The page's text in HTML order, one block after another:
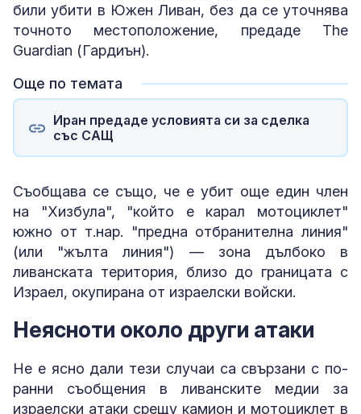
били убити в Южен Ливан, без да се уточнява
точното местоположение, предаде The
Guardian (Гардиън).
Още по темата
Иран предаде условията си за сделка
със САЩ
Съобщава се също, че е убит още един член
на "Хизбула", "който е карал мотоциклет"
южно от т.нар. "предна отбранителна линия"
(или "жълта линия") — зона дълбоко в
ливанската територия, близо до границата с
Израел, окупирана от израелски войски.
Неясноти около други атаки
Не е ясно дали тези случаи са свързани с по-
ранни съобщения в ливанските медии за
израелски атаки срещу камион и мотоциклет в